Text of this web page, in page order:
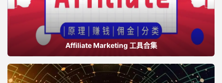
Affiliate Marketing 工具合集